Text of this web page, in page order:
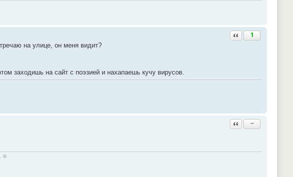
Ответить с цитатой
1
на улице, он меня видит?
заходишь на сайт с поэзией и нахапаешь кучу вирусов.
Ответить с цитатой
−
©